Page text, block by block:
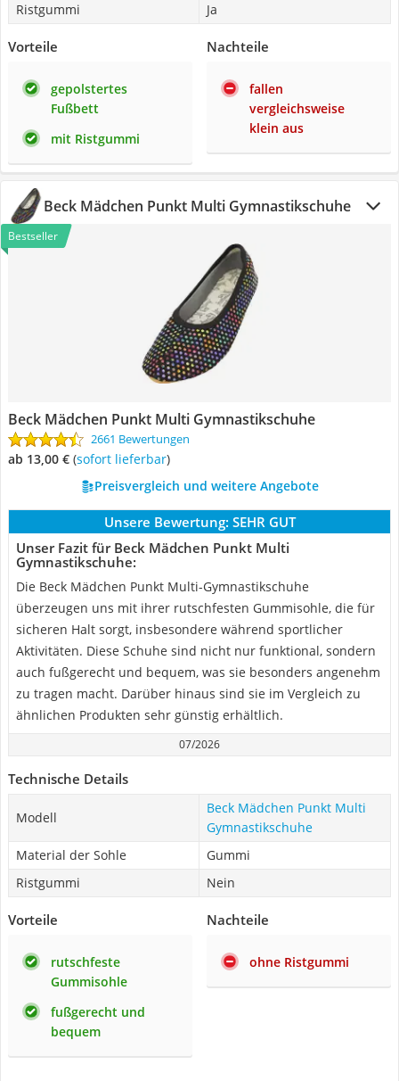
Ristgummi
Ja
Vorteile
gepolstertes
Fußbett
mit Ristgummi
Nachteile
fallen
vergleichsweise
klein aus
Beck Mädchen Punkt Multi Gymnastikschuhe
Bestseller
Beck Mädchen Punkt Multi Gymnastikschuhe
2661 Bewertungen
ab 13,00 € ( Sofort lieferbar)
Preisvergleich und weitere Angebote
Unsere Bewertung: SEHR GUT
Unser Fazit für Beck Mädchen Punkt Multi
Gymnastikschuhe:
Die Beck Mädchen Punkt Multi-Gymnastikschuhe
überzeugen uns mit ihrer rutschfesten Gummisohle, die für
sicheren Halt sorgt, insbesondere während sportlicher
Aktivitäten. Diese Schuhe sind nicht nur funktional, sondern
auch fußgerecht und bequem, was sie besonders angenehm
zu tragen macht. Darüber hinaus sind sie im Vergleich zu
ähnlichen Produkten sehr günstig erhältlich.
07/2026
Technische Details
Modell
Beck Mädchen Punkt Multi
Gymnastikschuhe
Material der Sohle
Gummi
Ristgummi
Nein
Vorteile
rutschfeste
Gummisohle
fußgerecht und
bequem
Nachteile
ohne Ristgummi